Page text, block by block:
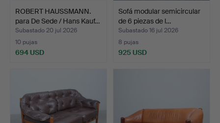
ROBERT HAUSSMANN.
para De Sede / Hans Kauf…
Subastado 20 jul 2026
10 pujas
694 USD
Sofá modular semicircular
de 6 piezas de l…
Subastado 16 jul 2026
8 pujas
925 USD